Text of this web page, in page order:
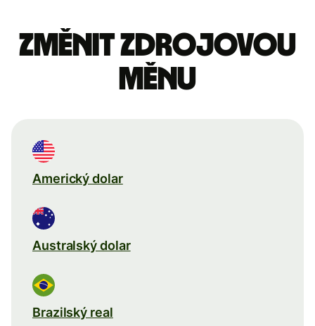
Změnit zdrojovou
měnu
Americký dolar
Australský dolar
Brazilský real